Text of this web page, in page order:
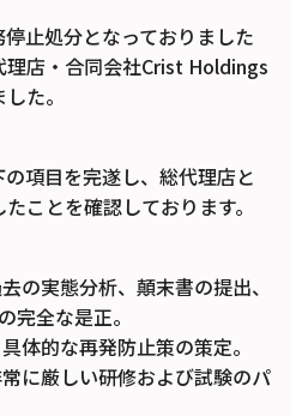
止処分となっておりました
理店・合同会社Crist Holdings
た。
項目を完遂し、総代理店と
ことを確認しております。
の実態分析、顛末書の提出、
完全な是正。
具体的な再発防止策の策定。
に厳しい研修および試験のパ